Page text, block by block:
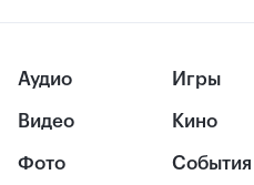
Аудио
Видео
Фото
Игры
Кино
События